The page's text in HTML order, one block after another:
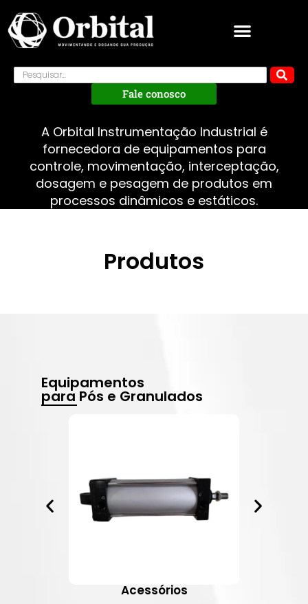
Fale conosco
A Orbital Instrumentação Industrial é
fornecedora de equipamentos para
controle, movimentação, interceptação,
dosagem e pesagem de produtos em
processos dinâmicos e estáticos.
Produtos
Equipamentos
para Pós e Granulados
Acessórios